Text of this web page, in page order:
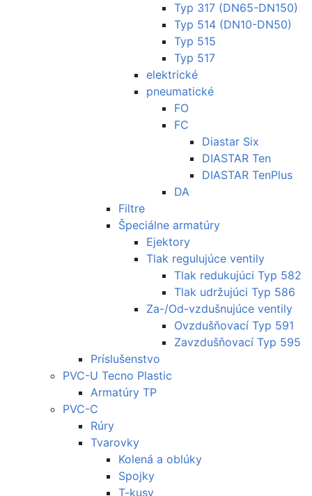
Typ 317 (DN65-DN150)
Typ 514 (DN10-DN50)
Typ 515
Typ 517
elektrické
pneumatické
FO
FC
Diastar Six
DIASTAR Ten
DIASTAR TenPlus
DA
Filtre
Špeciálne armatúry
Ejektory
Tlak regulujúce ventily
Tlak redukujúci Typ 582
Tlak udržujúci Typ 586
Za-/Od-vzdušnujúce ventily
Ovzdušňovací Typ 591
Zavzdušňovací Typ 595
Príslušenstvo
PVC-U Tecno Plastic
Armatúry TP
PVC-C
Rúry
Tvarovky
Kolená a oblúky
Spojky
T-kusy